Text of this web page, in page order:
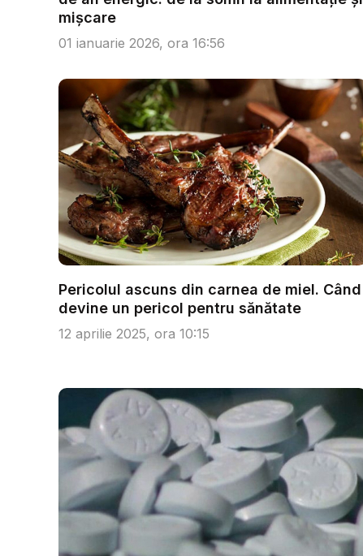
mișcare
01 ianuarie 2026, ora 16:56
Pericolul ascuns din carnea de miel. Când
devine un pericol pentru sănătate
12 aprilie 2025, ora 10:15